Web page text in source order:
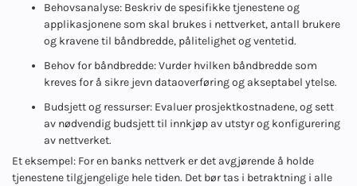
Behovsanalyse: Beskriv de spesifikke tjenestene og
applikasjonene som skal brukes i nettverket, antall brukere
og kravene til båndbredde, pålitelighet og ventetid.
Behov for båndbredde: Vurder hvilken båndbredde som
kreves for å sikre jevn dataoverføring og akseptabel ytelse.
Budsjett og ressurser: Evaluer prosjektkostnadene, og sett
av nødvendig budsjett til innkjøp av utstyr og konfigurering
av nettverket.
Et eksempel: For en banks nettverk er det avgjørende å holde
tjenestene tilgjengelige hele tiden. Det bør tas i betraktning i alle